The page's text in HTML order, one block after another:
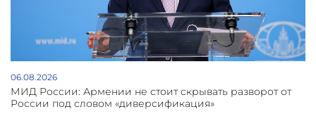
06.08.2026
МИД России: Армении не стоит скрывать разворот от
России под словом «диверсификация»